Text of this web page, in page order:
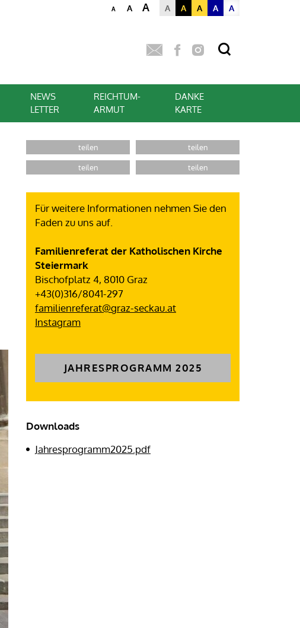
A A A A A A A A
NEWS
LETTER
REICHTUM-
ARMUT
DANKE
KARTE
Für weitere Informationen nehmen Sie den
Faden zu uns auf.
Familienreferat der Katholischen Kirche
Steiermark
Bischofplatz 4, 8010 Graz
+43(0)316/8041-297
familienreferat@graz-seckau.at
Instagram
JAHRESPROGRAMM 2025
Downloads
Jahresprogramm2025.pdf